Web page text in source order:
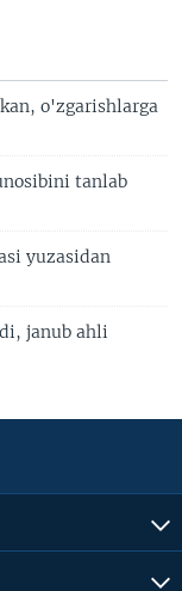
o'zgarishlarga
tanlab
yuzasidan
janub ahli